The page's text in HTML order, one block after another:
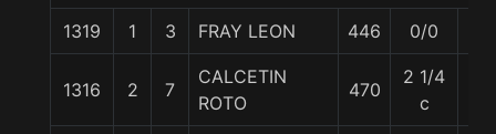
1319 1 3 FRAY LEON 446 0/0
1316 2 7
CALCETIN
ROTO
470
2 1/4
c